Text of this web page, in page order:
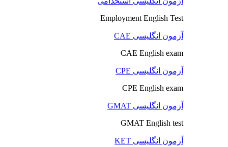
Employment English Test
آزمون انگلیسی CAE
CAE English exam
آزمون انگلیسی CPE
CPE English exam
آزمون انگلیسی GMAT
GMAT English test
آزمون انگلیسی KET